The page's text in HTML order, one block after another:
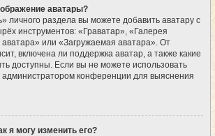
аватары?
личного раздела вы можете добавить аватару с
инструментов: «Граватар», «Галерея
или «Загружаемая аватара». От
включена ли поддержка аватар, а также какие
доступны. Если вы не можете использовать
администратором конференции для выяснения
я могу изменить его?